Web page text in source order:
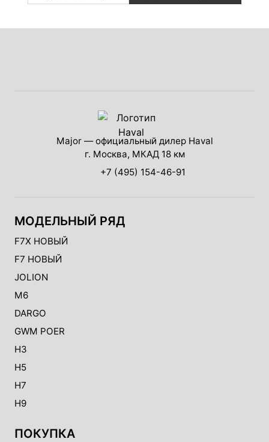
Major — официальный дилер Haval
г. Москва, МКАД 18 км
+7 (495) 154-46-91
МОДЕЛЬНЫЙ РЯД
F7X НОВЫЙ
F7 НОВЫЙ
JOLION
M6
DARGO
GWM POER
H3
H5
H7
H9
ПОКУПКА